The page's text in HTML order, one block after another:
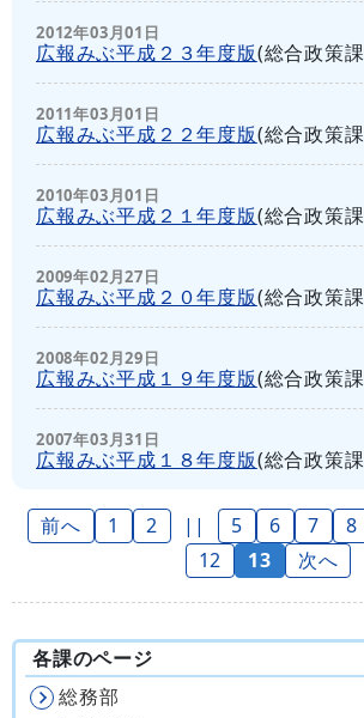
2012年03月01日
広報みぶ平成２３年度版(総合政策課
2011年03月01日
広報みぶ平成２２年度版(総合政策課
2010年03月01日
広報みぶ平成２１年度版(総合政策課
2009年02月27日
広報みぶ平成２０年度版(総合政策課
2008年02月29日
広報みぶ平成１９年度版(総合政策課
2007年03月31日
広報みぶ平成１８年度版(総合政策課
前へ 1 2 || 5 6 7 8
12
13 次へ
各課のページ
総務部